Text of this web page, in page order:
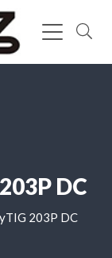
DC
203P DC